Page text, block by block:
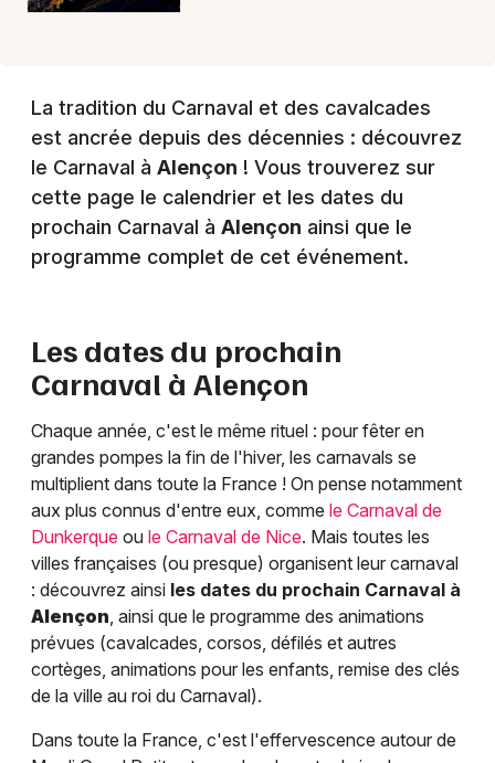
La tradition du Carnaval et des cavalcades
est ancrée depuis des décennies : découvrez
le Carnaval à Alençon ! Vous trouverez sur
cette page le calendrier et les dates du
prochain Carnaval à Alençon ainsi que le
programme complet de cet événement.
Les dates du prochain
Carnaval à Alençon
Chaque année, c'est le même rituel : pour fêter en
grandes pompes la fin de l'hiver, les carnavals se
multiplient dans toute la France ! On pense notamment
aux plus connus d'entre eux, comme le Carnaval de
Dunkerque ou le Carnaval de Nice. Mais toutes les
villes françaises (ou presque) organisent leur carnaval
: découvrez ainsi les dates du prochain Carnaval à
Alençon, ainsi que le programme des animations
prévues (cavalcades, corsos, défilés et autres
cortèges, animations pour les enfants, remise des clés
de la ville au roi du Carnaval).
Dans toute la France, c'est l'effervescence autour de